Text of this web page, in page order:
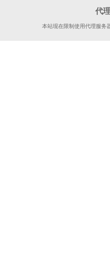
代
本站现在限制使用代理服务